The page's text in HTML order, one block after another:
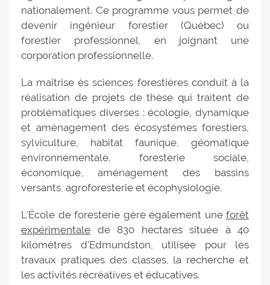
nationalement. Ce programme vous permet de
devenir ingénieur forestier (Québec) ou
forestier professionnel, en joignant une
corporation professionnelle.
La maîtrise ès sciences forestières conduit à la
réalisation de projets de thèse qui traitent de
problématiques diverses : écologie, dynamique
et aménagement des écosystèmes forestiers,
sylviculture, habitat faunique, géomatique
environnementale, foresterie sociale,
économique, aménagement des bassins
versants, agroforesterie et écophysiologie.
L'École de foresterie gère également une forêt
expérimentale de 830 hectares située à 40
kilomètres d'Edmundston, utilisée pour les
travaux pratiques des classes, la recherche et
les activités récréatives et éducatives.